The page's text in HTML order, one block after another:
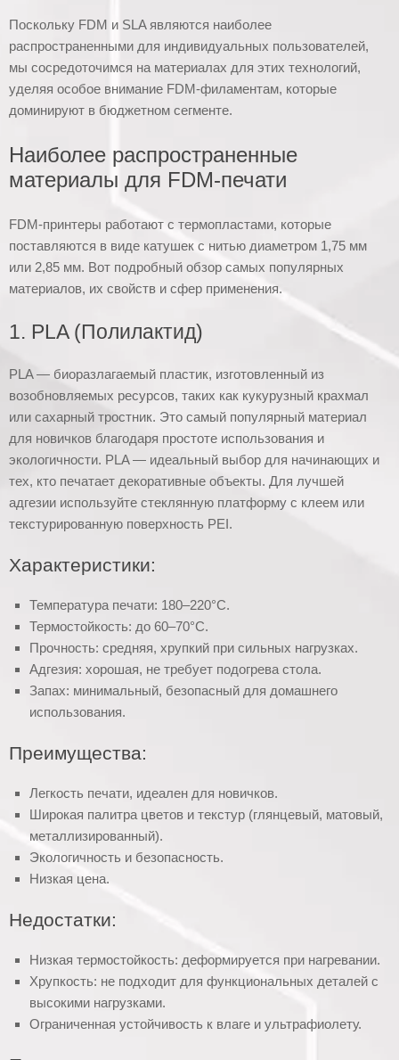
Поскольку FDM и SLA являются наиболее
распространенными для индивидуальных пользователей,
мы сосредоточимся на материалах для этих технологий,
уделяя особое внимание FDM-филаментам, которые
доминируют в бюджетном сегменте.
Наиболее распространенные
материалы для FDM-печати
FDM-принтеры работают с термопластами, которые
поставляются в виде катушек с нитью диаметром 1,75 мм
или 2,85 мм. Вот подробный обзор самых популярных
материалов, их свойств и сфер применения.
1. PLA (Полилактид)
PLA — биоразлагаемый пластик, изготовленный из
возобновляемых ресурсов, таких как кукурузный крахмал
или сахарный тростник. Это самый популярный материал
для новичков благодаря простоте использования и
экологичности. PLA — идеальный выбор для начинающих и
тех, кто печатает декоративные объекты. Для лучшей
адгезии используйте стеклянную платформу с клеем или
текстурированную поверхность PEI.
Характеристики:
Температура печати: 180–220°C.
Термостойкость: до 60–70°C.
Прочность: средняя, хрупкий при сильных нагрузках.
Адгезия: хорошая, не требует подогрева стола.
Запах: минимальный, безопасный для домашнего
использования.
Преимущества:
Легкость печати, идеален для новичков.
Широкая палитра цветов и текстур (глянцевый, матовый,
металлизированный).
Экологичность и безопасность.
Низкая цена.
Недостатки:
Низкая термостойкость: деформируется при нагревании.
Хрупкость: не подходит для функциональных деталей с
высокими нагрузками.
Ограниченная устойчивость к влаге и ультрафиолету.